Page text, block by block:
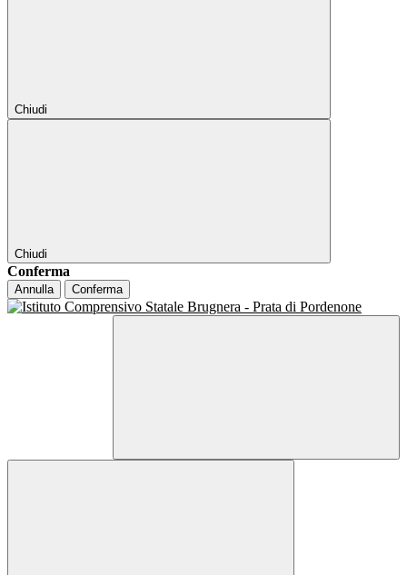
Chiudi
Chiudi
Conferma
Annulla Conferma